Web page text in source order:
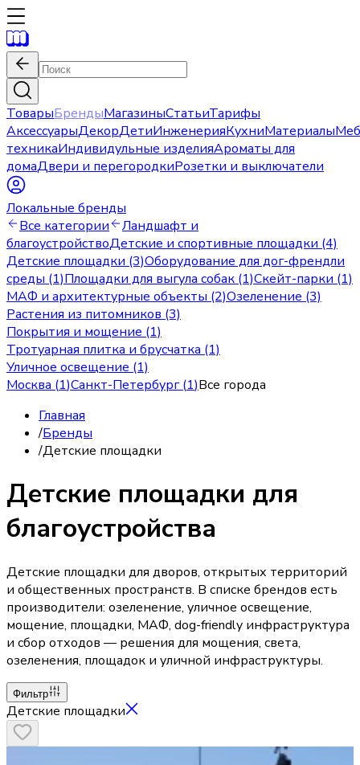
ТоварыБрендыМагазиныСтатьиТарифы
АксессуарыДекорДетиИнженерияКухниМатериалы
техникаИндивидульные изделияАроматы для
домаДвери и перегородкиРозетки и выключатели
Локальные бренды
Все категории
Ландшафт и
благоустройствоДетские и спортивные площадки (4)
Детские площадки (3)Оборудование для дог-френдли
среды (1)Площадки для выгула собак (1)Скейт-парки (1)
МАФ и архитектурные объекты (2)Озеленение (3)
Растения из питомников (3)
Покрытия и мощение (1)
Тротуарная плитка и брусчатка (1)
Уличное освещение (1)
Москва (1)Санкт-Петербург(1)Все города
Главная
/Бренды
/Детские площадки
Детские площадки для
благоустройства
Детские площадки для дворов, открытых территорий
и общественных пространств. В списке брендов есть
производители: озеленение, уличное освещение,
мощение, площадки, МАФ, dog-friendly инфраструктура
и сбор отходов — решения для мощения, света,
озеленения, площадок и уличной инфраструктуры.
Фильтр
Детские площадки